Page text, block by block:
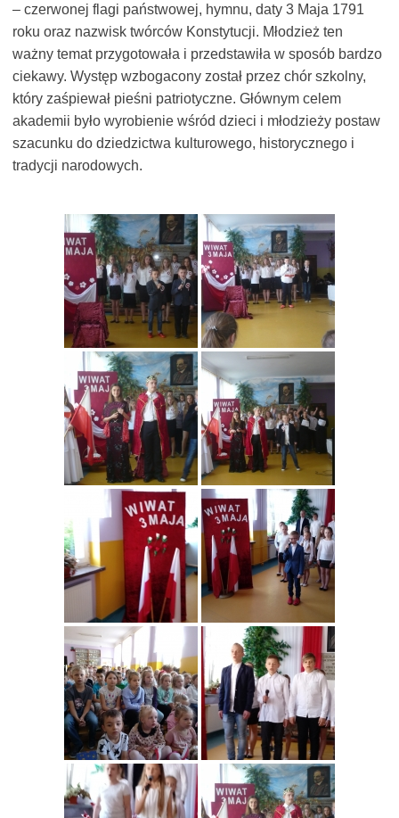
– czerwonej flagi państwowej, hymnu, daty 3 Maja 1791
roku oraz nazwisk twórców Konstytucji. Młodzież ten
ważny temat przygotowała i przedstawiła w sposób bardzo
ciekawy. Występ wzbogacony został przez chór szkolny,
który zaśpiewał pieśni patriotyczne. Głównym celem
akademii było wyrobienie wśród dzieci i młodzieży postaw
szacunku do dziedzictwa kulturowego, historycznego i
tradycji narodowych.